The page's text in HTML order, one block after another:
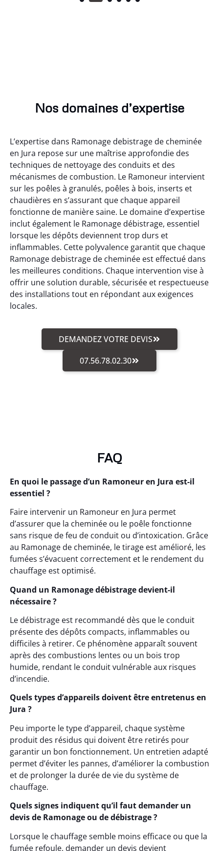
Nos domaines d’expertise
L’expertise dans Ramonage debistrage de cheminée
en Jura repose sur une maîtrise approfondie des
techniques de nettoyage des conduits et des
mécanismes de combustion. Le Ramoneur intervient
sur les poêles à granulés, poêles à bois, inserts et
chaudières en s’assurant que chaque appareil
fonctionne de manière saine. Le domaine d’expertise
inclut également le Ramonage débistrage, essentiel
lorsque les dépôts deviennent trop durs et
inflammables. Cette polyvalence garantit que chaque
Ramonage debistrage de cheminée est effectué dans
les meilleures conditions. Chaque intervention vise à
offrir une solution durable, sécurisée et respectueuse
des installations tout en répondant aux exigences
locales.
DEMANDEZ VOTRE DEVIS
07.56.78.02.30
FAQ
En quoi le passage d’un Ramoneur en Jura est-il
essentiel ?
Faire intervenir un Ramoneur en Jura permet
d’assurer que la cheminée ou le poêle fonctionne
sans risque de feu de conduit ou d’intoxication. Grâce
au Ramonage de cheminée, le tirage est amélioré, les
fumées s’évacuent correctement et le rendement du
chauffage est optimisé.
Quand un Ramonage débistrage devient-il
nécessaire ?
Le débistrage est recommandé dès que le conduit
présente des dépôts compacts, inflammables ou
difficiles à retirer. Ce phénomène apparaît souvent
après des combustions lentes ou un bois trop
humide, rendant le conduit vulnérable aux risques
d’incendie.
Quels types d’appareils doivent être entretenus en
Jura ?
Peu importe le type d’appareil, chaque système
produit des résidus qui doivent être retirés pour
garantir un bon fonctionnement. Un entretien adapté
permet d’éviter les pannes, d’améliorer la combustion
et de prolonger la durée de vie du système de
chauffage.
Quels signes indiquent qu’il faut demander un
devis de Ramonage ou de débistrage ?
Lorsque le chauffage semble moins efficace ou que la
fumée refoule, demander un devis devient